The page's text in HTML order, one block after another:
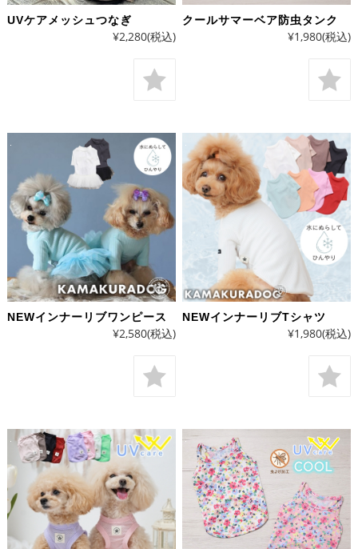
UVケアメッシュつなぎ
¥2,280(税込)
クールサマーベア防虫タンク
¥1,980(税込)
NEWインナーリブワンピース
¥2,580(税込)
NEWインナーリブTシャツ
¥1,980(税込)